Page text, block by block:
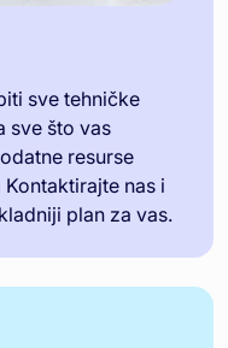
sve tehničke
sve što vas
resurse
nas i
plan za vas.